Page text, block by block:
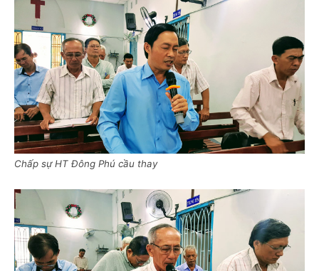
Chấp sự HT Đông Phú cầu thay